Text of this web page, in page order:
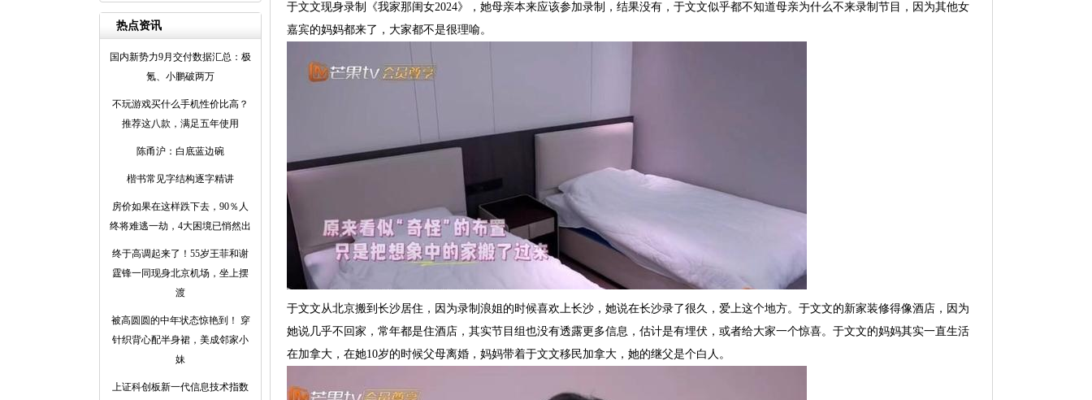
热点资讯
国内新势力9月交付数据汇总：极
氪、小鹏破两万
不玩游戏买什么手机性价比高？
推荐这八款，满足五年使用
陈甬沪：白底蓝边碗
楷书常见字结构逐字精讲
房价如果在这样跌下去，90％人
终将难逃一劫，4大困境已悄然出
终于高调起来了！55岁王菲和谢
霆锋一同现身北京机场，坐上摆
渡
被高圆圆的中年状态惊艳到！ 穿
针织背心配半身裙，美成邻家小
妹
上证科创板新一代信息技术指数
于文文现身录制《我家那闺女2024》，她母亲本来应该参加录制，结果没有，于文文似乎都不知道母亲为什么不来录制节目，因为其他女
嘉宾的妈妈都来了，大家都不是很理喻。
于文文从北京搬到长沙居住，因为录制浪姐的时候喜欢上长沙，她说在长沙录了很久，爱上这个地方。于文文的新家装修得像酒店，因为
她说几乎不回家，常年都是住酒店，其实节目组也没有透露更多信息，估计是有埋伏，或者给大家一个惊喜。于文文的妈妈其实一直生活
在加拿大，在她10岁的时候父母离婚，妈妈带着于文文移民加拿大，她的继父是个白人。